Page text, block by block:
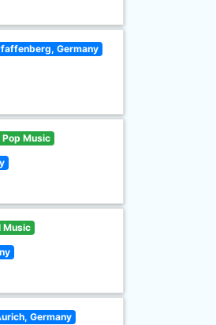
Germany
Pop Music
Music
Germany